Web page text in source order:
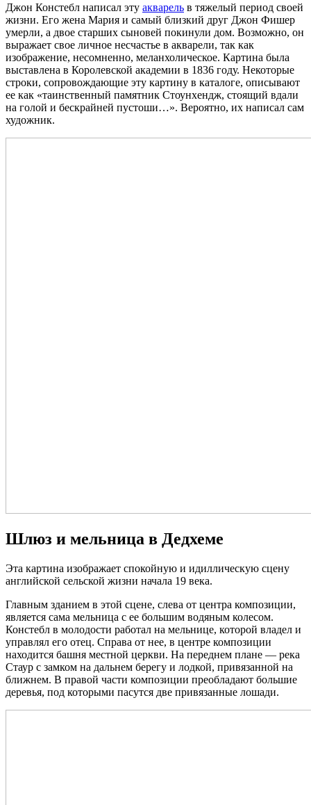
Джон Констебл написал эту акварель в тяжелый период своей
жизни. Его жена Мария и самый близкий друг Джон Фишер
умерли, а двое старших сыновей покинули дом. Возможно, он
выражает свое личное несчастье в акварели, так как
изображение, несомненно, меланхолическое. Картина была
выставлена в Королевской академии в 1836 году. Некоторые
строки, сопровождающие эту картину в каталоге, описывают
ее как «таинственный памятник Стоунхендж, стоящий вдали
на голой и бескрайней пустоши…». Вероятно, их написал сам
художник.
Шлюз и мельница в Дедхеме
Эта картина изображает спокойную и идиллическую сцену
английской сельской жизни начала 19 века.
Главным зданием в этой сцене, слева от центра композиции,
является сама мельница с ее большим водяным колесом.
Констебл в молодости работал на мельнице, которой владел и
управлял его отец. Справа от нее, в центре композиции
находится башня местной церкви. На переднем плане — река
Стаур с замком на дальнем берегу и лодкой, привязанной на
ближнем. В правой части композиции преобладают большие
деревья, под которыми пасутся две привязанные лошади.